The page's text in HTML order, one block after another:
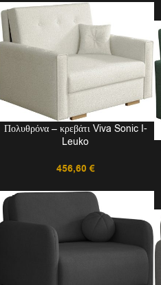
Πολυθρόνα – κρεβάτι Viva Sonic I-
Leuko
456,60 €